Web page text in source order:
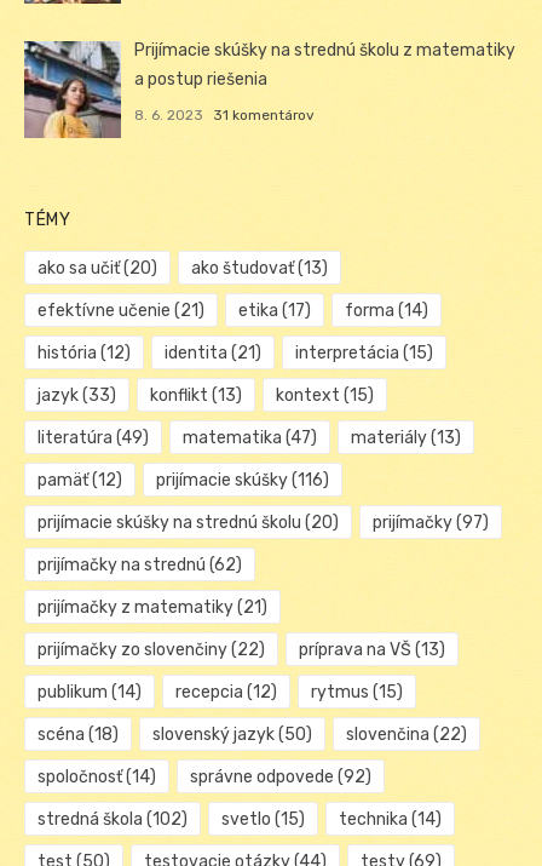
Prijímacie skúšky na strednú školu z matematiky
a postup riešenia
8. 6. 2023 31 komentárov
TÉMY
ako sa učiť(20) ako študovať(13)
efektívne učenie (21) etika (17) forma (14)
história (12) identita (21) interpretácia (15)
jazyk(33) konflikt (13) kontext (15)
literatúra (49) matematika (47) materiály(13)
pamäť(12) prijímacie skúšky(116)
prijímacie skúšky na strednú školu (20) prijímačky(97)
prijímačky na strednú (62)
prijímačky z matematiky(21)
prijímačky zo slovenčiny(22) príprava na VŠ (13)
publikum (14) recepcia (12) rytmus (15)
scéna (18) slovenský jazyk(50) slovenčina (22)
spoločnosť(14) správne odpovede (92)
stredná škola (102) svetlo (15) technika (14)
test (50) testovacie otázky(44) testy(69)